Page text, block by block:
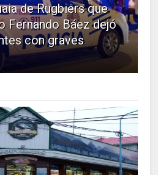
de Rugbiers que
Fernando Báez dejó
con graves